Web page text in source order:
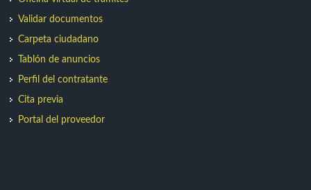
Validar documentos
Carpeta ciudadano
Tablón de anuncios
Perfil del contratante
Cita previa
Portal del proveedor